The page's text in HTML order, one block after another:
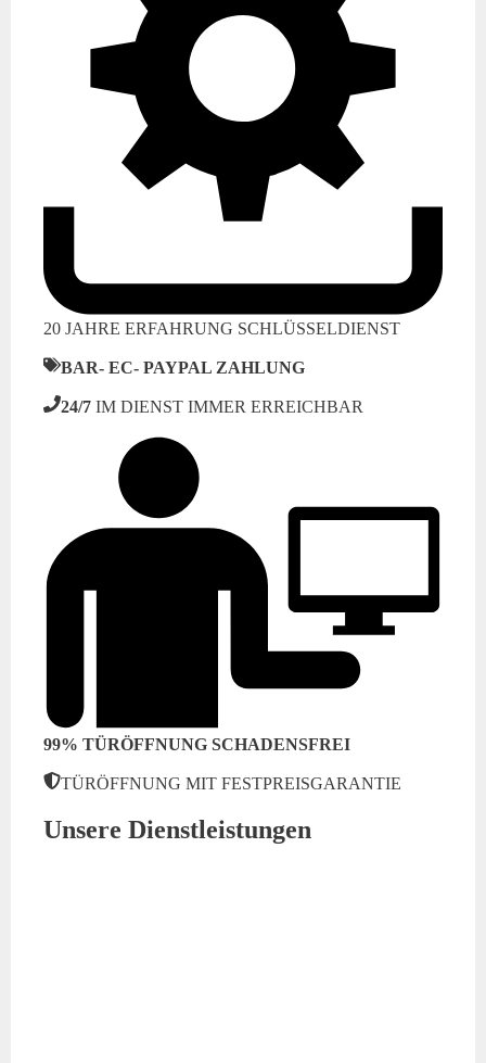
20 JAHRE ERFAHRUNG SCHLÜSSELDIENST
BAR- EC- PAYPAL ZAHLUNG
24/7 IM DIENST IMMER ERREICHBAR
99% TÜRÖFFNUNG SCHADENSFREI
TÜRÖFFNUNG MIT FESTPREISGARANTIE
Unsere Dienstleistungen